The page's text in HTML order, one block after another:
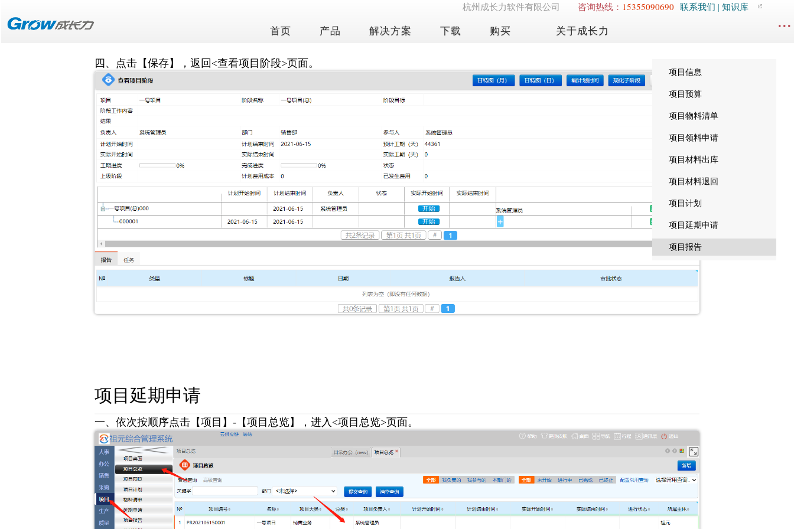
杭州成长力软件有限公司 咨询热线： 15355090690 联系我们 | 知识库
首页 产品 解决方案 下载 购买 关于成长力
...
项目延期申请
一、依次按顺序点击【项目】-【项目总览】，进入<项目总览>页面。
项目信息
项目预算
项目物料清单
项目领料申请
项目材料出库
项目材料退回
项目计划
项目延期申请
项目报告